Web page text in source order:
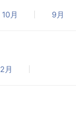
10月 9月
2月